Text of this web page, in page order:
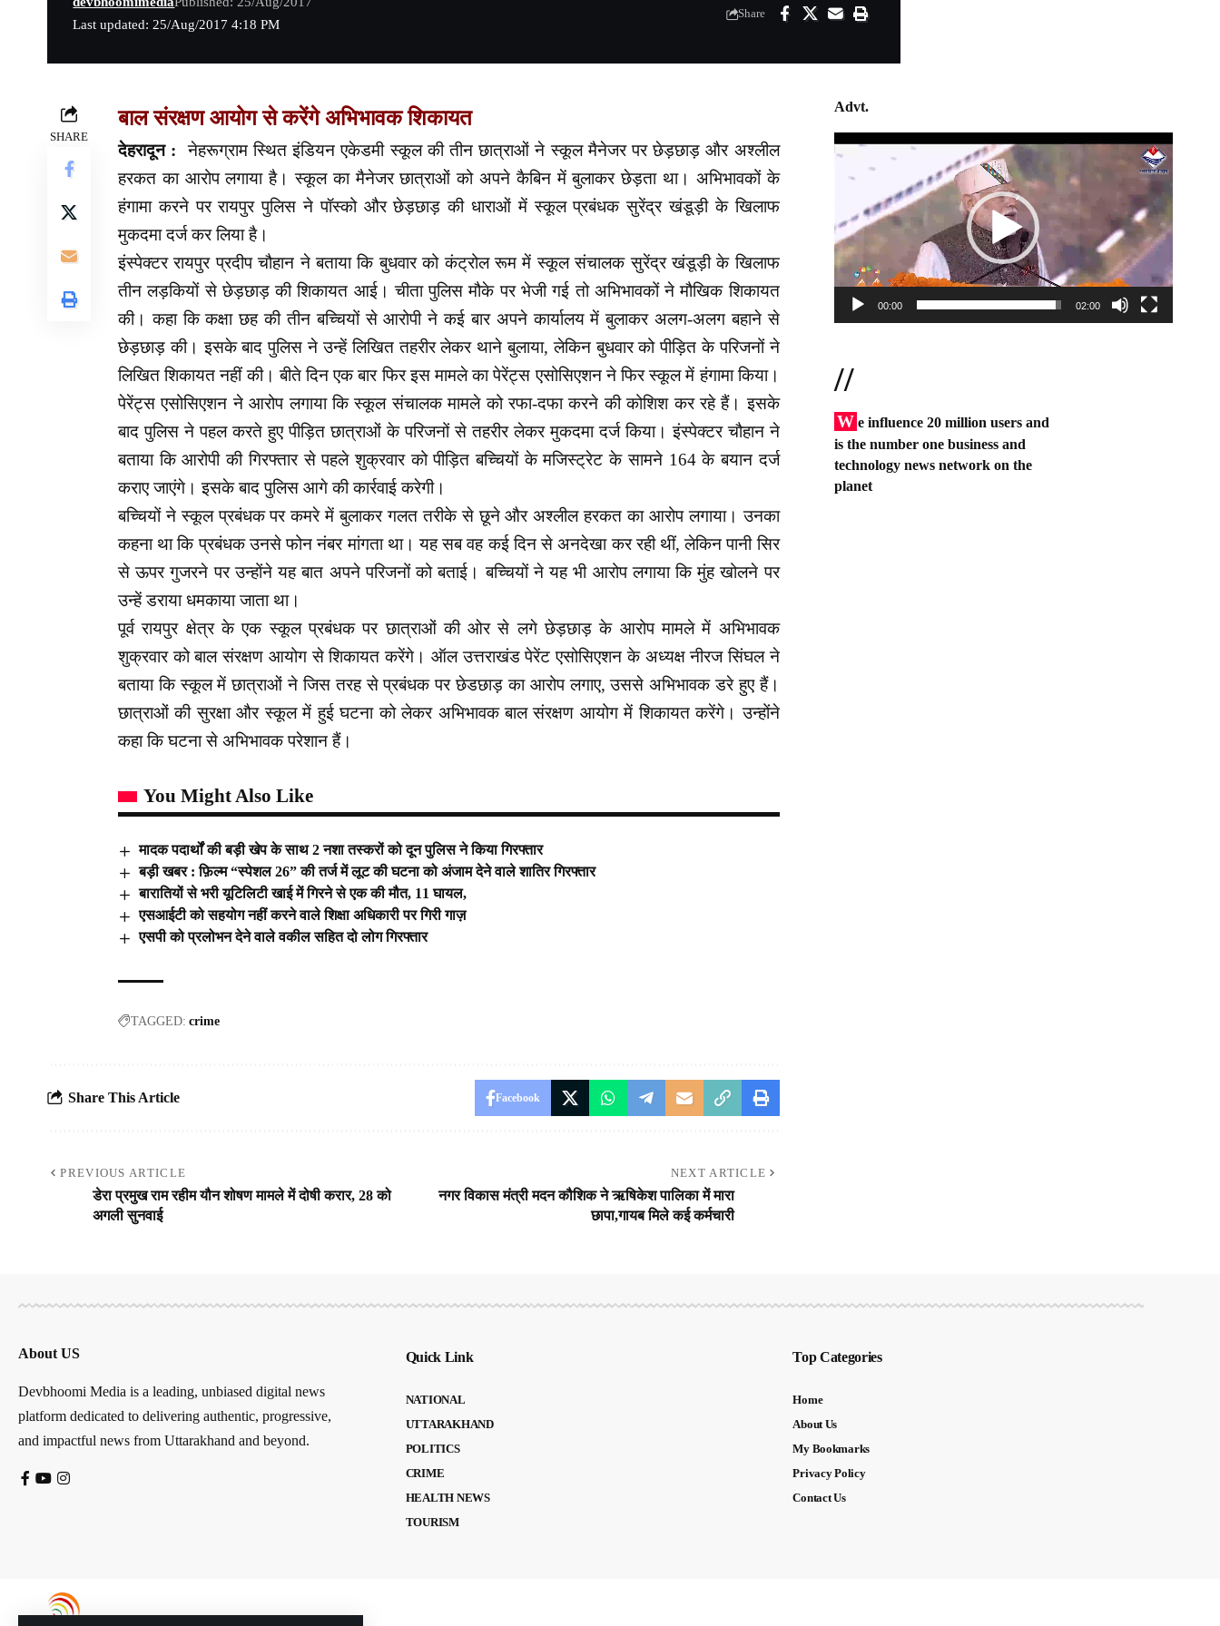
Last updated: 25/Aug/2017 4:18 PM
Share
SHARE
बाल संरक्षण आयोग से करेंगे अभिभावक शिकायत
देहरादून :नेहरूग्राम स्थित इंडियन एकेडमी स्कूल की तीन छात्राओं ने स्कूल मैनेजर पर छेड़छाड़ और अश्लील
हरकत का आरोप लगाया है। स्कूल का मैनेजर छात्राओं को अपने कैबिन में बुलाकर छेड़ता था। अभिभावकों के
हंगामा करने पर रायपुर पुलिस ने पॉस्को और छेड़छाड़ की धाराओं में स्कूल प्रबंधक सुरेंद्र खंडूड़ी के खिलाफ
मुकदमा दर्ज कर लिया है।
इंस्पेक्टर रायपुर प्रदीप चौहान ने बताया कि बुधवार को कंट्रोल रूम में स्कूल संचालक सुरेंद्र खंडूड़ी के खिलाफ
तीन लड़कियों से छेड़छाड़ की शिकायत आई। चीता पुलिस मौके पर भेजी गई तो अभिभावकों ने मौखिक शिकायत
की। कहा कि कक्षा छह की तीन बच्चियों से आरोपी ने कई बार अपने कार्यालय में बुलाकर अलग-अलग बहाने से
छेड़छाड़ की। इसके बाद पुलिस ने उन्हें लिखित तहरीर लेकर थाने बुलाया, लेकिन बुधवार को पीड़ित के परिजनों ने
लिखित शिकायत नहीं की। बीते दिन एक बार फिर इस मामले का पेरेंट्स एसोसिएशन ने फिर स्कूल में हंगामा किया।
पेरेंट्स एसोसिएशन ने आरोप लगाया कि स्कूल संचालक मामले को रफा-दफा करने की कोशिश कर रहे हैं। इसके
बाद पुलिस ने पहल करते हुए पीड़ित छात्राओं के परिजनों से तहरीर लेकर मुकदमा दर्ज किया। इंस्पेक्टर चौहान ने
बताया कि आरोपी की गिरफ्तार से पहले शुक्रवार को पीड़ित बच्चियों के मजिस्ट्रेट के सामने 164 के बयान दर्ज
कराए जाएंगे। इसके बाद पुलिस आगे की कार्रवाई करेगी।
बच्चियों ने स्कूल प्रबंधक पर कमरे में बुलाकर गलत तरीके से छूने और अश्लील हरकत का आरोप लगाया। उनका
कहना था कि प्रबंधक उनसे फोन नंबर मांगता था। यह सब वह कई दिन से अनदेखा कर रही थीं, लेकिन पानी सिर
से ऊपर गुजरने पर उन्होंने यह बात अपने परिजनों को बताई। बच्चियों ने यह भी आरोप लगाया कि मुंह खोलने पर
उन्हें डराया धमकाया जाता था।
पूर्व रायपुर क्षेत्र के एक स्कूल प्रबंधक पर छात्राओं की ओर से लगे छेड़छाड़ के आरोप मामले में अभिभावक
शुक्रवार को बाल संरक्षण आयोग से शिकायत करेंगे। ऑल उत्तराखंड पेरेंट एसोसिएशन के अध्यक्ष नीरज सिंघल ने
बताया कि स्कूल में छात्राओं ने जिस तरह से प्रबंधक पर छेडछाड़ का आरोप लगाए, उससे अभिभावक डरे हुए हैं।
छात्राओं की सुरक्षा और स्कूल में हुई घटना को लेकर अभिभावक बाल संरक्षण आयोग में शिकायत करेंगे। उन्होंने
कहा कि घटना से अभिभावक परेशान हैं।
You Might Also Like
मादक पदार्थों की बड़ी खेप के साथ 2 नशा तस्करों को दून पुलिस ने किया गिरफ्तार
बड़ी खबर : फ़िल्म “स्पेशल 26” की तर्ज में लूट की घटना को अंजाम देने वाले शातिर गिरफ्तार
बारातियों से भरी यूटिलिटी खाई में गिरने से एक की मौत, 11 घायल,
एसआईटी को सहयोग नहीं करने वाले शिक्षा अधिकारी पर गिरी गाज़
एसपी को प्रलोभन देने वाले वकील सहित दो लोग गिरफ्तार
TAGGED: crime
Share This Article Facebook
PREVIOUS ARTICLE
डेरा प्रमुख राम रहीम यौन शोषण मामले में दोषी करार, 28 को
अगली सुनवाई
NEXT ARTICLE
नगर विकास मंत्री मदन कौशिक ने ऋषिकेश पालिका में मारा
छापा,गायब मिले कई कर्मचारी
Advt.
Video
00:00 02:00
//
W e influence 20 million users and
is the number one business and
technology news network on the
planet
About US
Devbhoomi Media is a leading, unbiased digital news
platform dedicated to delivering authentic, progressive,
and impactful news from Uttarakhand and beyond.
Quick Link
NATIONAL
UTTARAKHAND
POLITICS
CRIME
HEALTH NEWS
TOURISM
Top Categories
Home
About Us
My Bookmarks
Privacy Policy
Contact Us